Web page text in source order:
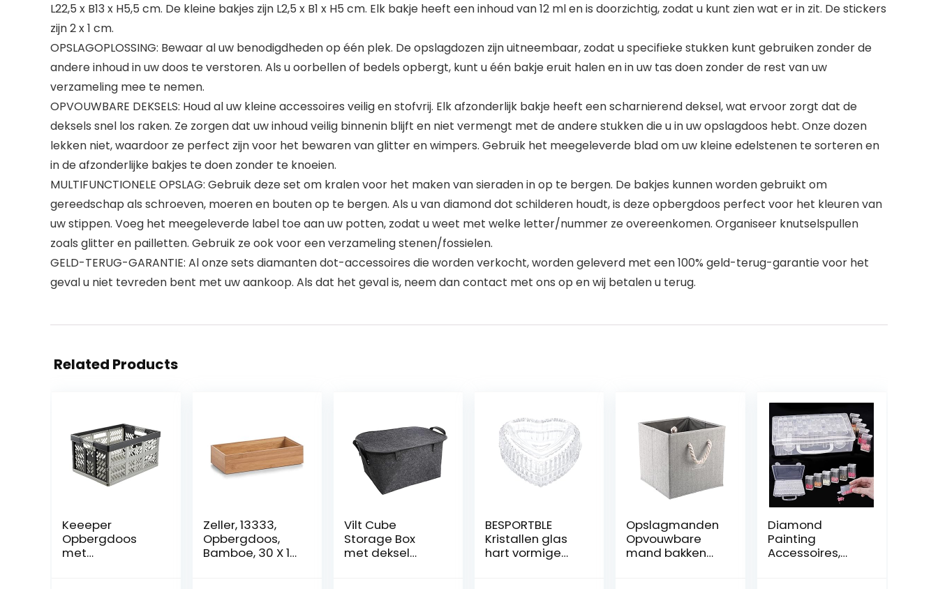
L22,5 x B13 x H5,5 cm. De kleine bakjes zijn L2,5 x B1 x H5 cm. Elk bakje heeft een inhoud van 12 ml en is doorzichtig, zodat u kunt zien wat er in zit. De stickers
zijn 2 x 1 cm.
OPSLAGOPLOSSING: Bewaar al uw benodigdheden op één plek. De opslagdozen zijn uitneembaar, zodat u specifieke stukken kunt gebruiken zonder de
andere inhoud in uw doos te verstoren. Als u oorbellen of bedels opbergt, kunt u één bakje eruit halen en in uw tas doen zonder de rest van uw
verzameling mee te nemen.
OPVOUWBARE DEKSELS: Houd al uw kleine accessoires veilig en stofvrij. Elk afzonderlijk bakje heeft een scharnierend deksel, wat ervoor zorgt dat de
deksels snel los raken. Ze zorgen dat uw inhoud veilig binnenin blijft en niet vermengt met de andere stukken die u in uw opslagdoos hebt. Onze dozen
lekken niet, waardoor ze perfect zijn voor het bewaren van glitter en wimpers. Gebruik het meegeleverde blad om uw kleine edelstenen te sorteren en
in de afzonderlijke bakjes te doen zonder te knoeien.
MULTIFUNCTIONELE OPSLAG: Gebruik deze set om kralen voor het maken van sieraden in op te bergen. De bakjes kunnen worden gebruikt om
gereedschap als schroeven, moeren en bouten op te bergen. Als u van diamond dot schilderen houdt, is deze opbergdoos perfect voor het kleuren van
uw stippen. Voeg het meegeleverde label toe aan uw potten, zodat u weet met welke letter/nummer ze overeenkomen. Organiseer knutselspullen
zoals glitter en pailletten. Gebruik ze ook voor een verzameling stenen/fossielen.
GELD-TERUG-GARANTIE: Al onze sets diamanten dot-accessoires die worden verkocht, worden geleverd met een 100% geld-terug-garantie voor het
geval u niet tevreden bent met uw aankoop. Als dat het geval is, neem dan contact met ons op en wij betalen u terug.
Related Products
Keeeper
Opbergdoos
met
Zeller, 13333,
Opbergdoos,
Bamboe, 30 X 15
Vilt Cube
Storage Box
met deksel
BESPORTBLE
Kristallen glas
hart vormige
Opslagmanden
Opvouwbare
mand bakken
Diamond
Painting
Accessoires,